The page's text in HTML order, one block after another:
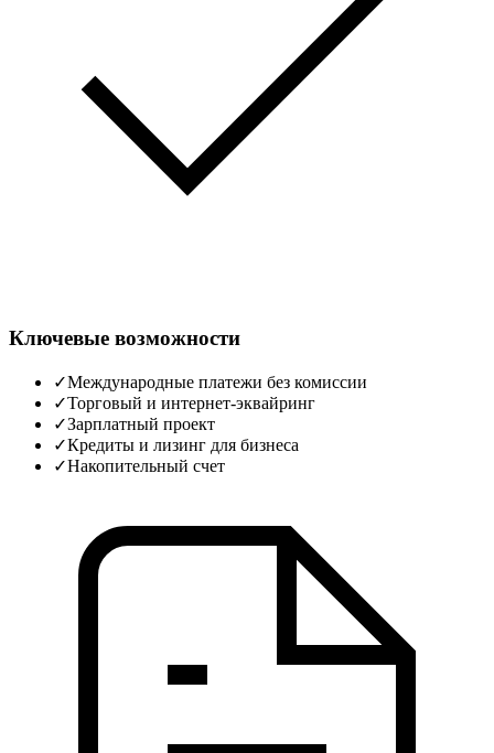
Ключевые возможности
✓Международные платежи без комиссии
✓Торговый и интернет‑эквайринг
✓Зарплатный проект
✓Кредиты и лизинг для бизнеса
✓Накопительный счет